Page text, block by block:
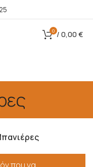
0 / 0,00 €